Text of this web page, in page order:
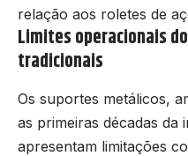
relação aos roletes de
Limites operacionais
tradicionais
Os suportes metálicos,
as primeiras décadas da
apresentam limitações